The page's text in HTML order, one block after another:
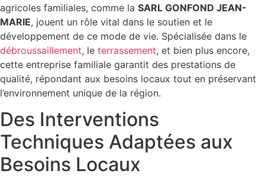
agricoles familiales, comme la SARL GONFOND JEAN-
MARIE, jouent un rôle vital dans le soutien et le
développement de ce mode de vie. Spécialisée dans le
débroussaillement, le terrassement, et bien plus encore,
cette entreprise familiale garantit des prestations de
qualité, répondant aux besoins locaux tout en préservant
l’environnement unique de la région.
Des Interventions
Techniques Adaptées aux
Besoins Locaux